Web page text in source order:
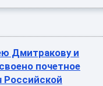
Дмитракову и
почетное
Российской